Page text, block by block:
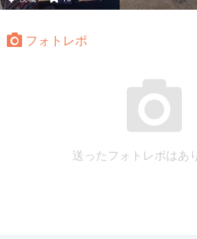
フォトレポ
送ったフォトレポはあ